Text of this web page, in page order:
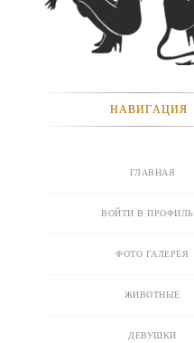
НАВИГАЦИЯ
ГЛАВНАЯ
ВОЙТИ В ПРОФИЛЬ
ФОТО ГАЛЕРЕЯ
ЖИВОТНЫЕ
ДЕВУШКИ